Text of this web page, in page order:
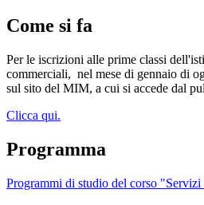
Come si fa
Per le iscrizioni alle prime classi
commerciali, nel mese di gennaio di
sul sito del MIM, a cui si accede dal
Clicca qui.
Programma
Programmi di studio del corso